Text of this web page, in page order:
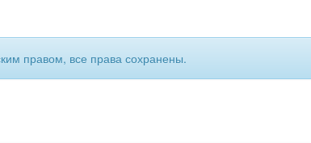
правом, все права сохранены.